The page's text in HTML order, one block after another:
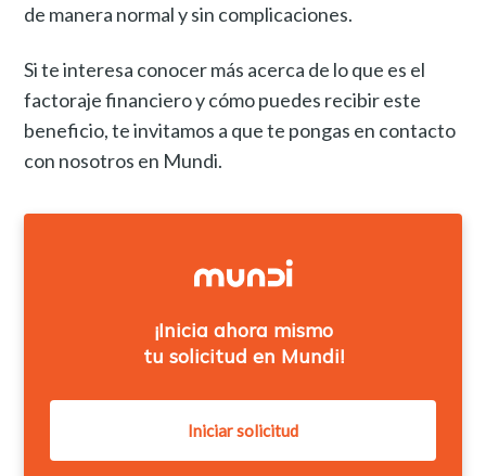
de manera normal y sin complicaciones.
Si te interesa conocer más acerca de lo que es el
factoraje financiero y cómo puedes recibir este
beneficio, te invitamos a que te pongas en contacto
con nosotros en Mundi.
¡Inicia ahora mismo
tu solicitud en Mundi!